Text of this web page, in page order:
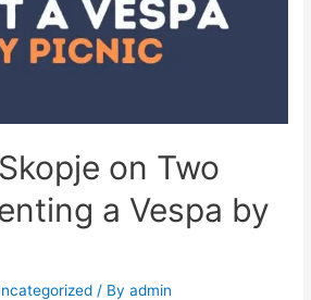
on Two
a Vespa by
/ Byadmin